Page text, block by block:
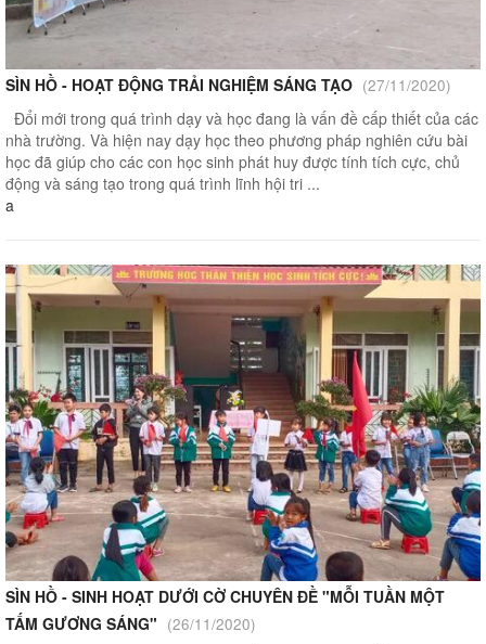
SÌN HỒ - HOẠT ĐỘNG TRẢI NGHIỆM SÁNG TẠO (27/11/2020)
Đổi mới trong quá trình dạy và học đang là vấn đề cấp thiết của các
nhà trường. Và hiện nay dạy học theo phương pháp nghiên cứu bài
học đã giúp cho các con học sinh phát huy được tính tích cực, chủ
động và sáng tạo trong quá trình lĩnh hội tri ...
a
SÌN HỒ - SINH HOẠT DƯỚI CỜ CHUYÊN ĐỀ "MỖI TUẦN MỘT
TẤM GƯƠNG SÁNG" (26/11/2020)